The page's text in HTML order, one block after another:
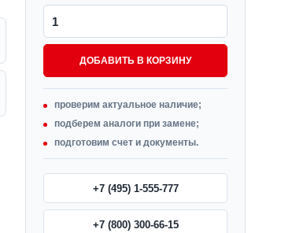
ДОБАВИТЬ В КОРЗИНУ
проверим актуальное наличие;
подберем аналоги при замене;
подготовим счет и документы.
+7 (495) 1-555-777
+7 (800) 300-66-15